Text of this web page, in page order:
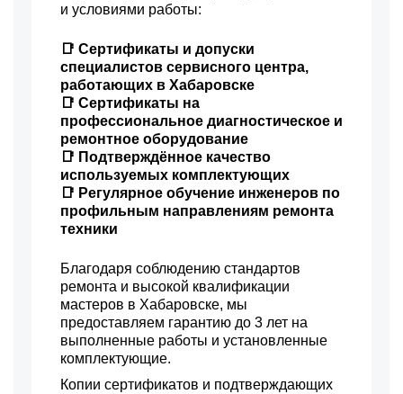
и условиями работы:
📑 Сертификаты и допуски
специалистов сервисного центра,
работающих в Хабаровске
📑 Сертификаты на
профессиональное диагностическое и
ремонтное оборудование
📑 Подтверждённое качество
используемых комплектующих
📑 Регулярное обучение инженеров по
профильным направлениям ремонта
техники
Благодаря соблюдению стандартов
ремонта и высокой квалификации
мастеров в Хабаровске, мы
предоставляем гарантию до 3 лет на
выполненные работы и установленные
комплектующие.
Копии сертификатов и подтверждающих